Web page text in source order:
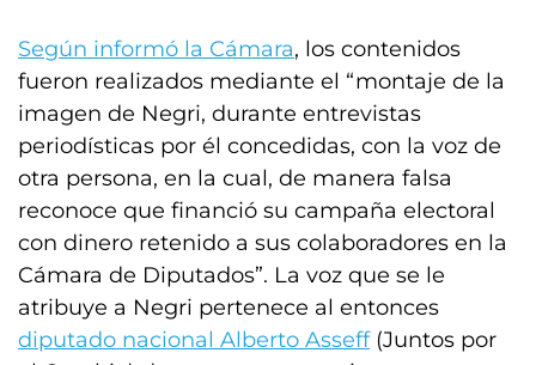
Según informó la Cámara, los contenidos
fueron realizados mediante el “montaje de la
imagen de Negri, durante entrevistas
periodísticas por él concedidas, con la voz de
otra persona, en la cual, de manera falsa
reconoce que financió su campaña electoral
con dinero retenido a sus colaboradores en la
Cámara de Diputados”. La voz que se le
atribuye a Negri pertenece al entonces
diputado nacional Alberto Asseff(Juntos por